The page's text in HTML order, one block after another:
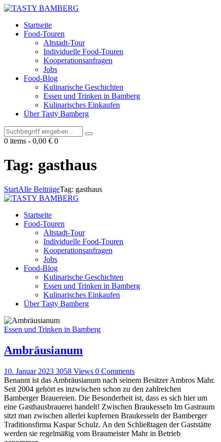
Startseite
Food-Touren
Altstadt-Tour
Individuelle Food-Touren
Kooperationsanfragen
Jobs
Food-Blog
Kulinarische Geschichten
Essen und Trinken in Bamberg
Kulinarisches Einkaufen
Über Tasty Bamberg
0 items - 0,00 € 0
Tag: gasthaus
StartAlle BeiträgeTag: gasthaus
Startseite
Food-Touren
Altstadt-Tour
Individuelle Food-Touren
Kooperationsanfragen
Jobs
Food-Blog
Kulinarische Geschichten
Essen und Trinken in Bamberg
Kulinarisches Einkaufen
Über Tasty Bamberg
Essen und Trinken in Bamberg
Ambräusianum
10. Januar 2023 3058 Views 0 Comments
Benannt ist das Ambräusianum nach seinem Besitzer Ambros Mahr.
Seit 2004 gehört es inzwischen schon zu den zahlreichen
Bamberger Brauereien. Die Besonderheit ist, dass es sich hier um
eine Gasthausbrauerei handelt! Zwischen Braukesseln Im Gastraum
sitzt man zwischen allerlei kupfernen Braukesseln der Bamberger
Traditionsfirma Kaspar Schulz. An den Schließtagen der Gaststätte
werden sie regelmäßig vom Braumeister Mahr in Betrieb